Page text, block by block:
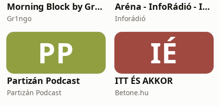
Morning Block by Gr1ngo
Gr1ngo
Aréna - InfoRádió - Infostart.hu
Inforádió
PP
Partizán Podcast
Partizán Podcast
IÉ
ITT ÉS AKKOR
Betone.hu